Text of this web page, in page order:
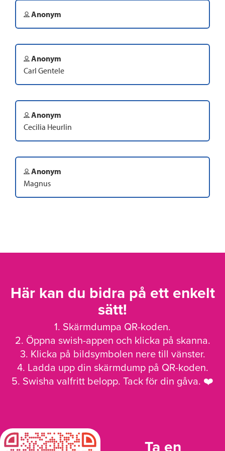
Anonym
Anonym
Carl Gentele
Anonym
Cecilia Heurlin
Anonym
Magnus
Här kan du bidra på ett enkelt
sätt!
1. Skärmdumpa QR-koden.
2. Öppna swish-appen och klicka på skanna.
3. Klicka på bildsymbolen nere till vänster.
4. Ladda upp din skärmdump på QR-koden.
5. Swisha valfritt belopp. Tack för din gåva. ❤️
Ta en